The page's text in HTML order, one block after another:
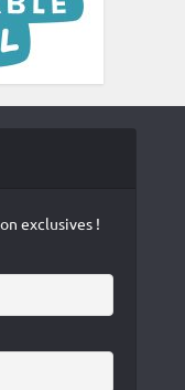
exclusives !